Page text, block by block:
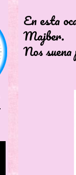
En esta
Majber.
Nos